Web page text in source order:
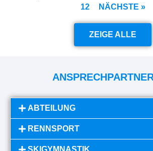
12
NÄCHSTE »
ZEIGE ALLE
ABTEILUNG
RENNSPORT
SKIGYMNASTIK